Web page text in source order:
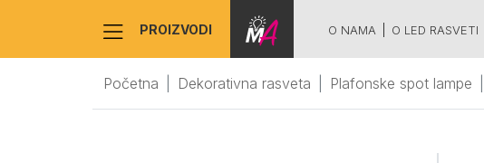
PROIZVODI O NAMA O LED RASVETI
Početna Dekorativna rasveta Plafonske spot lampe